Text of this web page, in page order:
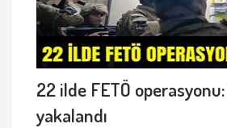
22 ilde FETÖ
yakalandı